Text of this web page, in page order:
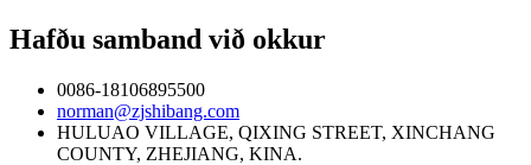
Hafðu samband við okkur
0086-18106895500
norman@zjshibang.com
HULUAO VILLAGE, QIXING STREET, XINCHANG
COUNTY, ZHEJIANG, KINA.